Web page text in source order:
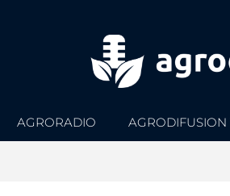
AGRORADIO AGRODIFUSION